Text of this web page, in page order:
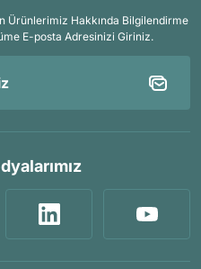
Ürünlerimiz Hakkında Bilgilendirme
E-posta Adresinizi Giriniz.